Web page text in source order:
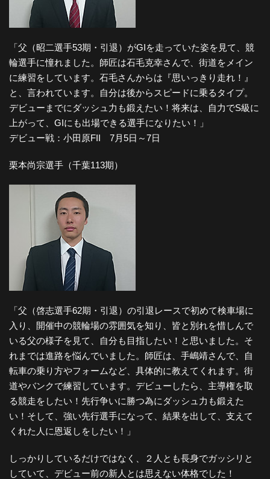
「父（昭二選手53期・引退）がGIを走っていた姿を見て、競
輪選手に憧れました。師匠は石毛克幸さんで、街道をメイン
に練習をしています。石毛さんからは『思いっきり走れ！』
と、言われています。自分は後からスピードに乗るタイプ。
デビューまでにダッシュ力も鍛えたい！将来は、自力でS級に
上がって、GIにも出場できる選手になりたい！」
デビュー戦：小田原FII 7月5日～7日
栗本尚宗選手（千葉113期）
「父（啓志選手62期・引退）の引退レースで初めて検車場に
入り、開催中の競輪場の雰囲気を知り、皆と別れを惜しんで
いる父の様子を見て、自分も目指したい！と思いました。そ
れまでは進路を悩んでいました。師匠は、手嶋靖さんで、自
転車の乗り方やフォームなど、具体的に教えてくれます。街
道やバンクで練習しています。デビューしたら、主導権を取
る競走をしたい！先行争いに勝つ為にダッシュ力も鍛えた
い！そして、強い先行選手になって、結果を出して、支えて
くれた人に恩返しをしたい！」
しっかりしているだけではなく、２人とも長身でガッシリと
していて、デビュー前の新人とは思えない体格でした！